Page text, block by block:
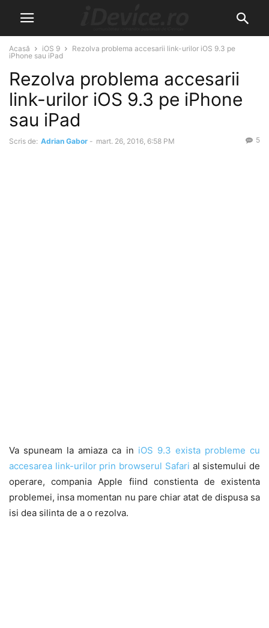
Acasă iOS 9
Rezolva problema accesarii link-urilor iOS 9.3 pe
iPhone sau iPad
Rezolva problema accesarii
link-urilor iOS 9.3 pe iPhone
sau iPad
Scris de: Adrian Gabor - mart. 26, 2016, 6:58 PM 5
Va spuneam la amiaza ca in iOS 9.3 exista probleme cu
accesarea link-urilor prin browserul Safari al sistemului de
operare, compania Apple fiind constienta de existenta
problemei, insa momentan nu pare chiar atat de dispusa sa
isi dea silinta de a o rezolva.